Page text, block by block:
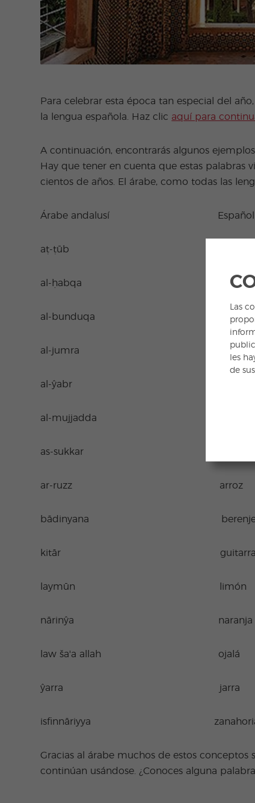
Para celebrar esta época tan especial del
la lengua española. Haz clic aquí para
A continuación, encontrarás algunos
Hay que tener en cuenta que estas palabras
cientos de años. El árabe, como todas las
Árabe
aṭ-ṭūb
al-ḥabqa
al-bunduqa
al-jumra
al-ŷabr
al-mujjadda
as-sukkar
ar-ruzz
bādinyana
kitār
laymūn
nārinŷa
law ša'a
ŷarra
isfinnāriyya
Gracias al árabe muchos de estos conceptos
continúan usándose. ¿Conoces alguna
Las
les
de